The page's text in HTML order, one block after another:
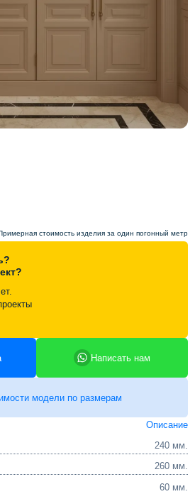
стоимость изделия за один погонный метр
Написать нам
модели по размерам
Описание
240 мм.
260 мм.
60 мм.